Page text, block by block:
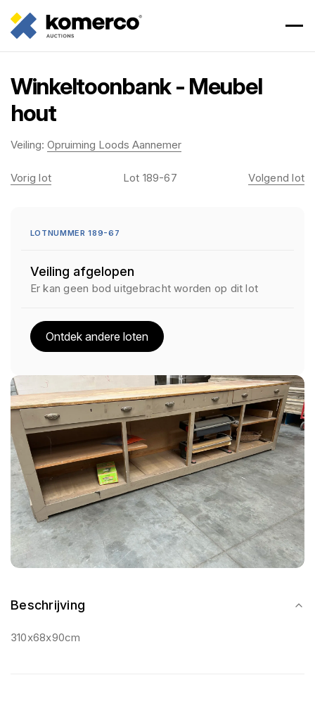
Winkeltoonbank - Meubel
hout
Veiling: Opruiming Loods Aannemer
Beschrijving
310x68x90cm
Vorig lot Lot 189-67 Volgend lot
LOTNUMMER 189-67
Veiling afgelopen
Er kan geen bod uitgebracht worden op dit lot
Ontdek andere loten